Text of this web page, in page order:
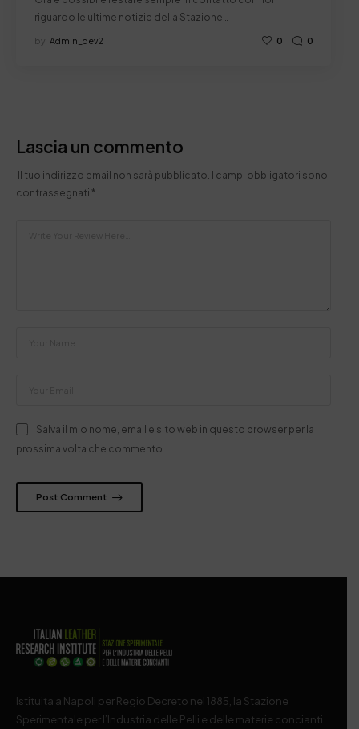
riguardo le ultime notizie della Stazione…
by Admin_dev2 0 0
Lascia un commento
Il tuo indirizzo email non sarà pubblicato. I campi obbligatori sono
contrassegnati *
Salva il mio nome, email e sito web in questo browser per la
prossima volta che commento.
Post Comment
Istituita a Napoli per Regio Decreto nel 1885, la Stazione
Sperimentale per l’Industria delle Pelli e delle materie concianti